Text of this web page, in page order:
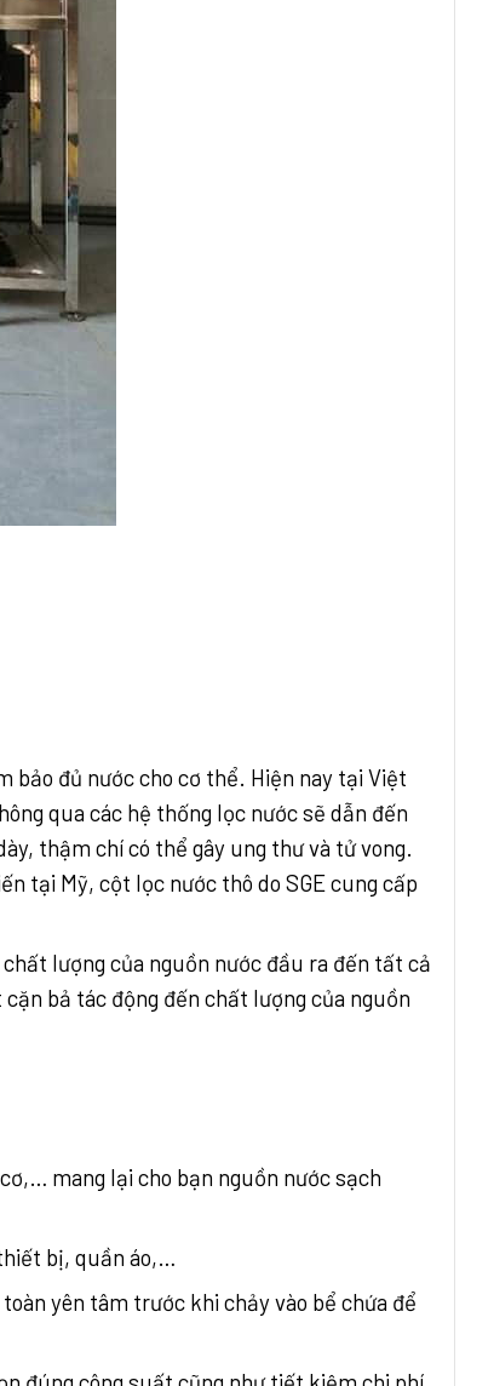
bảo đủ nước cho cơ thể. Hiện nay tại Việt
qua các hệ thống lọc nước sẽ dẫn đến
thậm chí có thể gây ung thư và tử vong.
tại Mỹ, cột lọc nước thô do SGE cung cấp
lượng của nguồn nước đầu ra đến tất cả
bả tác động đến chất lượng của nguồn
mang lại cho bạn nguồn nước sạch
bị, quần áo,…
yên tâm trước khi chảy vào bể chứa để